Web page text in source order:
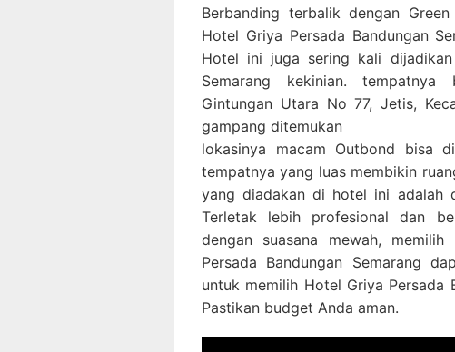
Berbanding terbalik dengan
Hotel Griya Persada Bandungan
Hotel ini juga sering kali
Semarang kekinian. tempatnya
Gintungan Utara No 77, Jetis,
gampang ditemukan
lokasinya macam Outbond bisa
tempatnya yang luas membikin
yang diadakan di hotel ini adalah
Terletak lebih profesional dan
dengan suasana mewah,
Persada Bandungan Semarang
untuk memilih Hotel Griya Persada
Pastikan budget Anda aman.